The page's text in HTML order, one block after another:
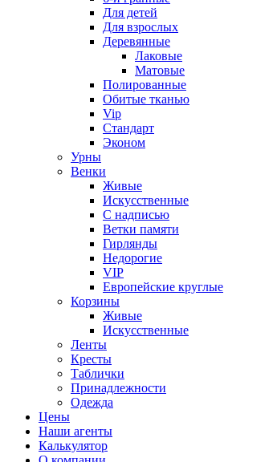
Для детей
Для взрослых
Деревянные
Лаковые
Матовые
Полированные
Обитые тканью
Vip
Стандарт
Эконом
Урны
Венки
Живые
Искусственные
С надписью
Ветки памяти
Гирлянды
Недорогие
VIP
Европейские круглые
Корзины
Живые
Искусственные
Ленты
Кресты
Таблички
Принадлежности
Одежда
Цены
Наши агенты
Калькулятор